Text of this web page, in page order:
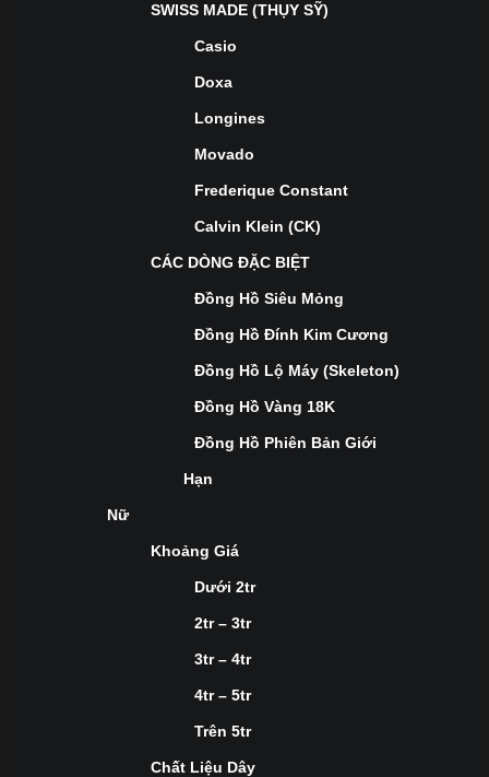
SWISS MADE (THỤY SỸ)
Casio
Doxa
Longines
Movado
Frederique Constant
Calvin Klein (CK)
CÁC DÒNG ĐẶC BIỆT
Đồng Hồ Siêu Mỏng
Đồng Hồ Đính Kim Cương
Đồng Hồ Lộ Máy (Skeleton)
Đồng Hồ Vàng 18K
Đồng Hồ Phiên Bản Giới
Hạn
Nữ
Khoảng Giá
Dưới 2tr
2tr – 3tr
3tr – 4tr
4tr – 5tr
Trên 5tr
Chất Liệu Dây